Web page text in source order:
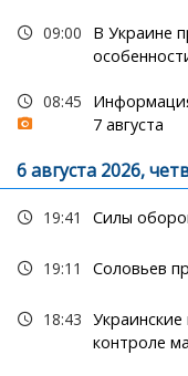
09:00
В Украине
08:45
7 августа
6 августа 2026,
19:41 Силы
19:11 Соловьев
18:43
контроле